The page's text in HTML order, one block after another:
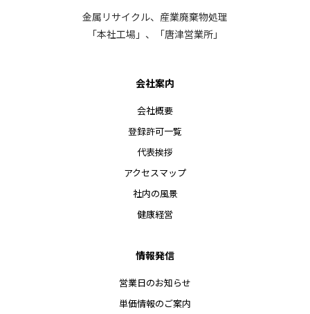
金属リサイクル、産業廃棄物処理
「本社工場」、「唐津営業所」
会社案内
会社概要
登録許可一覧
代表挨拶
アクセスマップ
社内の風景
健康経営
情報発信
営業日のお知らせ
単価情報のご案内